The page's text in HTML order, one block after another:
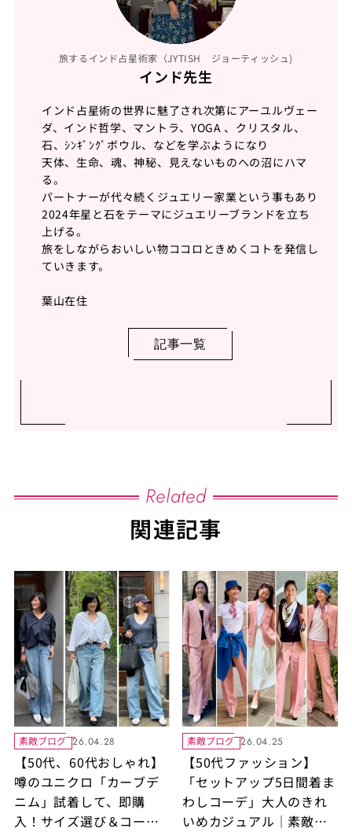
旅するインド占星術家（JYTISH ジョーティッシュ)
インド先生
インド占星術の世界に魅了され次第にアーユルヴェー
ダ、インド哲学、マントラ、YOGA 、クリスタル、
石、ｼﾝｷﾞﾝｸﾞボウル、などを学ぶようになり
天体、生命、魂、神秘、見えないものへの沼にハマ
る。
パートナーが代々続くジュエリー家業という事もあり
2024年星と石をテーマにジュエリーブランドを立ち
上げる。
旅をしながらおいしい物ココロときめくコトを発信し
ていきます。
葉山在住
記事一覧
Related
関連記事
素敵ブログ 26.04.28
【50代、60代おしゃれ】
噂のユニクロ「カーブデ
ニム」試着して、即購
入！サイズ選び＆コーデ
素敵ブログ 26.04.25
【50代ファッション】
「セットアップ5日間着ま
わしコーデ」大人のきれ
いめカジュアル｜素敵ブ